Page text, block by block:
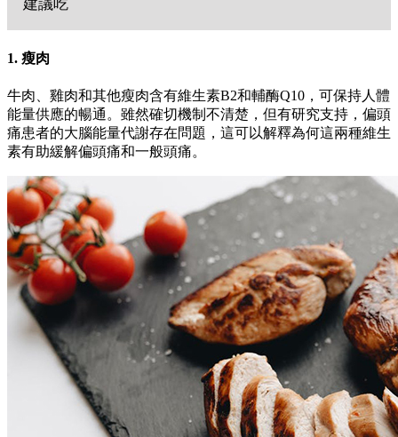
建議吃
1. 瘦肉
牛肉、雞肉和其他瘦肉含有維生素B2和輔酶Q10，可保持人體
能量供應的暢通。雖然確切機制不清楚，但有研究支持，偏頭
痛患者的大腦能量代謝存在問題，這可以解釋為何這兩種維生
素有助緩解偏頭痛和一般頭痛。